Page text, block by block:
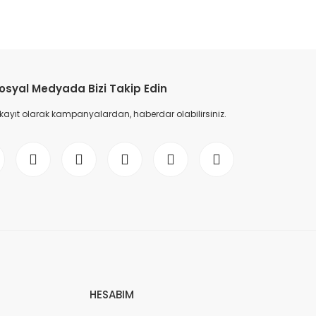
Medyada Bizi Takip Edin
olarak kampanyalardan, haberdar olabilirsiniz.
HESABIM